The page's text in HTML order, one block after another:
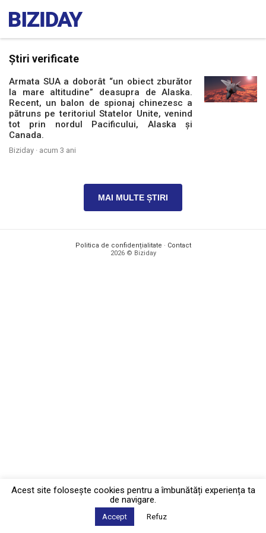
Știri verificate
Armata SUA a doborât “un obiect zburător
la mare altitudine” deasupra de Alaska.
Recent, un balon de spionaj chinezesc a
pătruns pe teritoriul Statelor Unite, venind
tot prin nordul Pacificului, Alaska și
Canada.
Biziday · acum 3 ani
MAI MULTE ȘTIRI
Politica de confidențialitate · Contact
2026 © Biziday
Acest site foloseşte cookies pentru a îmbunătăți experiența ta
de navigare.
Accept Refuz